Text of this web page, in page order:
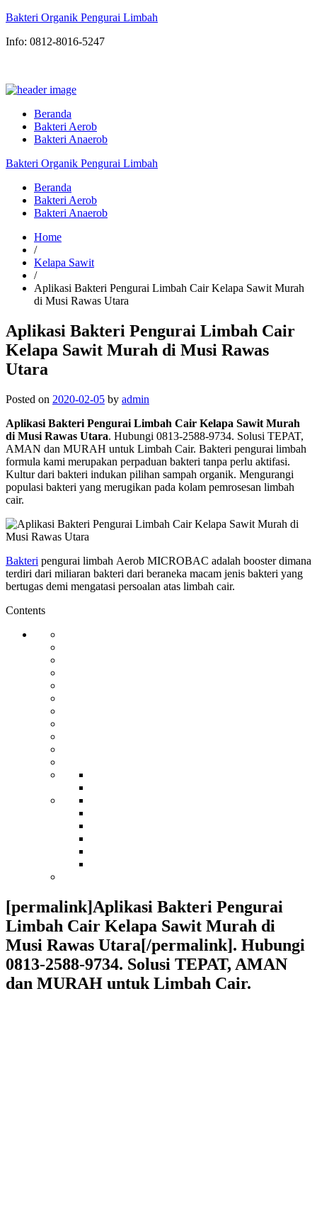
Bakteri Organik Pengurai Limbah
Info: 0812-8016-5247
Beranda
Bakteri Aerob
Bakteri Anaerob
Bakteri Organik Pengurai Limbah
Beranda
Bakteri Aerob
Bakteri Anaerob
Home
/
Kelapa Sawit
/
Aplikasi Bakteri Pengurai Limbah Cair Kelapa Sawit Murah
di Musi Rawas Utara
Aplikasi Bakteri Pengurai Limbah Cair
Kelapa Sawit Murah di Musi Rawas
Utara
Posted on 2020-02-05 by admin
Aplikasi Bakteri Pengurai Limbah Cair Kelapa Sawit Murah
di Musi Rawas Utara. Hubungi 0813-2588-9734. Solusi TEPAT,
AMAN dan MURAH untuk Limbah Cair. Bakteri pengurai limbah
formula kami merupakan perpaduan bakteri tanpa perlu aktifasi.
Kultur dari bakteri indukan pilihan sampah organik. Mengurangi
populasi bakteri yang merugikan pada kolam pemrosesan limbah
cair.
Bakteri pengurai limbah Aerob MICROBAC adalah booster dimana
terdiri dari miliaran bakteri dari beraneka macam jenis bakteri yang
bertugas demi mengatasi persoalan atas limbah cair.
Contents
[permalink]Aplikasi Bakteri Pengurai
Limbah Cair Kelapa Sawit Murah di
Musi Rawas Utara[/permalink]. Hubungi
0813-2588-9734. Solusi TEPAT, AMAN
dan MURAH untuk Limbah Cair.